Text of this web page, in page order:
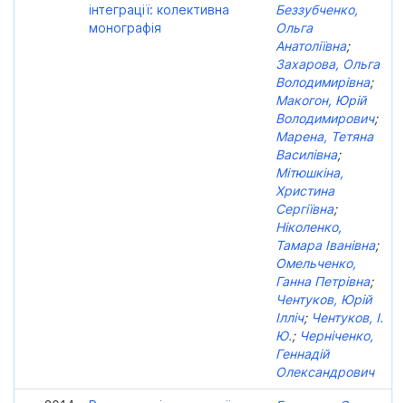
інтеграції: колективна
монографія
Беззубченко,
Ольга
Анатоліївна;
Захарова, Ольга
Володимирівна;
Макогон, Юрій
Володимирович;
Марена, Тетяна
Василівна;
Мітюшкіна,
Христина
Сергіївна;
Ніколенко,
Тамара Іванівна;
Омельченко,
Ганна Петрівна;
Чентуков, Юрій
Ілліч; Чентуков, І.
Ю.; Черніченко,
Геннадій
Олександрович